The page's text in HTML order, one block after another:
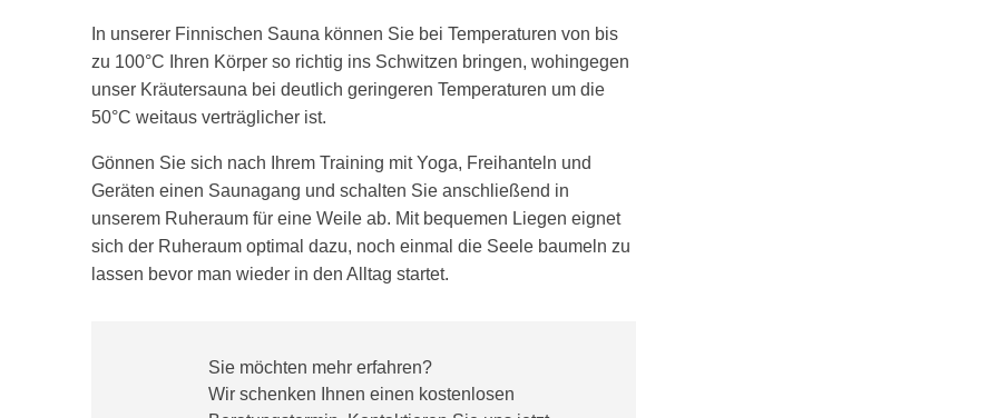
In unserer Finnischen Sauna können Sie bei Temperaturen von bis
zu 100°C Ihren Körper so richtig ins Schwitzen bringen, wohingegen
unser Kräutersauna bei deutlich geringeren Temperaturen um die
50°C weitaus verträglicher ist.
Gönnen Sie sich nach Ihrem Training mit Yoga, Freihanteln und
Geräten einen Saunagang und schalten Sie anschließend in
unserem Ruheraum für eine Weile ab. Mit bequemen Liegen eignet
sich der Ruheraum optimal dazu, noch einmal die Seele baumeln zu
lassen bevor man wieder in den Alltag startet.
Sie möchten mehr erfahren?
Wir schenken Ihnen einen kostenlosen